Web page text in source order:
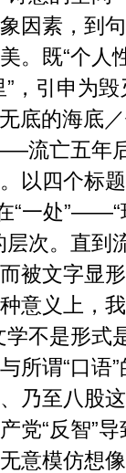
因素，到
。既“个人
，引申为
底的海底
流亡五年
以四个标
“一处
次。直到
被文字显
意义上，
学不是形式
所谓“口语
乃至八股
党“反智”
意模仿想